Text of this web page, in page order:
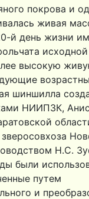
покрова и
живая
й день жизни
высокую
шин­шилла
НИИПЗК,
Н.С.
были
путем
и